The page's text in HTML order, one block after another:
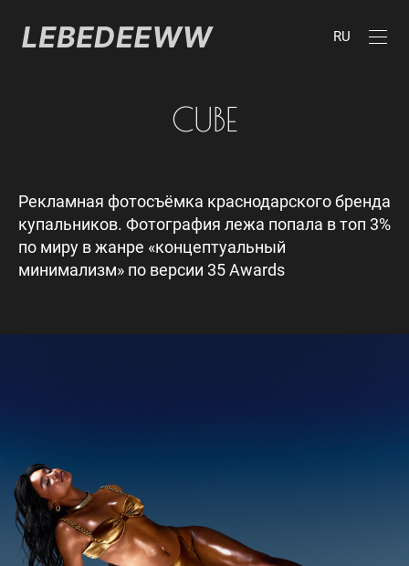
RU
СUBE
Рекламная фотосъёмка краснодарского бренда
купальников. Фотография лежа попала в топ 3%
по миру в жанре «концептуальный
минимализм» по версии 35 Awards